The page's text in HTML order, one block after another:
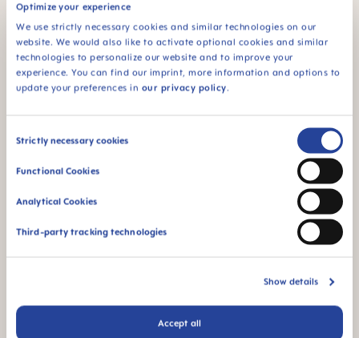
Optimize your experience
We use strictly necessary cookies and similar technologies on our
website. We would also like to activate optional cookies and similar
technologies to personalize our website and to improve your
experience. You can find our imprint, more information and options to
update your preferences in our privacy policy.
Consent
Strictly necessary cookies
Functional Cookies
Analytical Cookies
Third-party tracking technologies
Show details
Accept all
94% NIPPLE
Αποδοχή της θηλής
κατά 94%: τα μωρά
τη δέχονται εύκολα
– προσφέρει
αίσθηση
οικειότητας
*Έρευνα αγοράς 2010-2023, δοκιμάστηκε με 1,588 βρέφη.